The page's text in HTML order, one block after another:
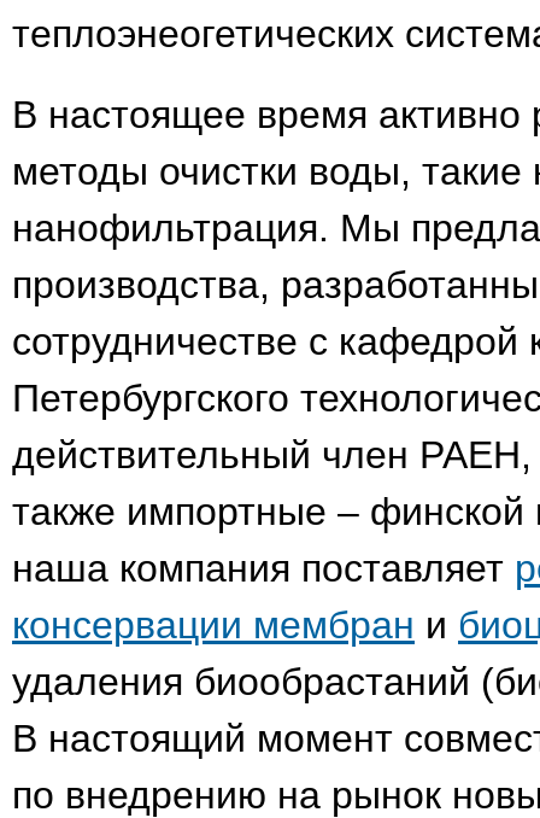
теплоэнеогетических
В настоящее время активно
методы очистки воды,
нанофильтрация. Мы
производства,
сотрудничестве с
Петербургского
действительный член
также импортные – финской
наша компания поставляет
консервации мембран и
удаления биообрастаний
В настоящий момент
по внедрению на рынок